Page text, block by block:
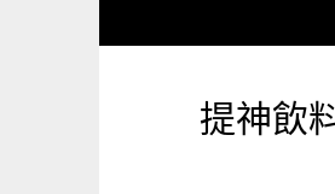
提神飲